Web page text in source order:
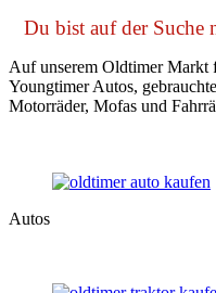
Du bist auf der Suche
Auf unserem Oldtimer Markt
Youngtimer Autos,
Motorräder, Mofas und
Autos